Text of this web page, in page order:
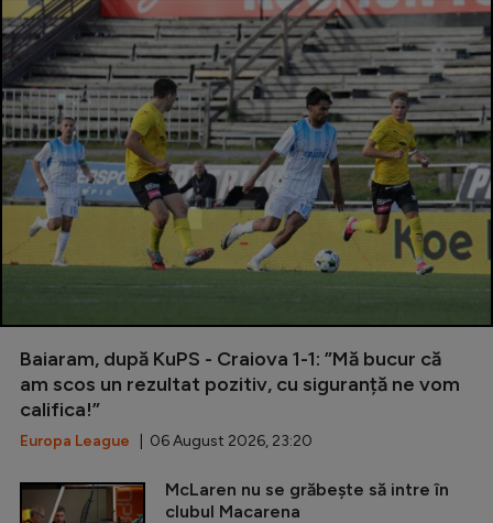
Baiaram, după KuPS - Craiova 1-1: ”Mă bucur că
am scos un rezultat pozitiv, cu siguranță ne vom
califica!”
Europa League | 06 August 2026, 23:20
McLaren nu se grăbește să intre în
clubul Macarena